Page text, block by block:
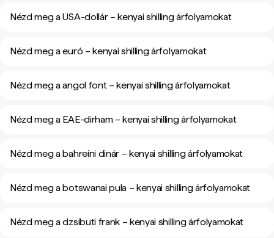
Nézd meg a USA-dollár – kenyai shilling árfolyamokat
Nézd meg a euró – kenyai shilling árfolyamokat
Nézd meg a angol font – kenyai shilling árfolyamokat
Nézd meg a EAE-dirham – kenyai shilling árfolyamokat
Nézd meg a bahreini dinár – kenyai shilling árfolyamokat
Nézd meg a botswanai pula – kenyai shilling árfolyamokat
Nézd meg a dzsibuti frank – kenyai shilling árfolyamokat